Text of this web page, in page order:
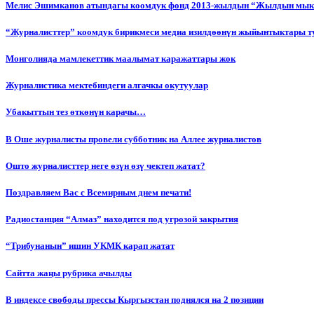
Мелис Эшимканов атындагы коомдук фонд 2013-жылдын “Жылдын
“Журналисттер” коомдук бирикмеси медиа изилдөөнүн жыйынтыктары
Монголияда мамлекеттик маалымат каражаттары жок
Журналистика мектебиндеги алгачкы окутуулар
Убакыттын тез өткөнүн карачы…
В Оше журналисты провели субботник на Аллее журналистов
Ошто журналисттер неге өзүн өзү чектеп жатат?
Поздравляем Вас с Всемирным днем печати!
Радиостанция “Алмаз” находится под угрозой закрытия
“Трибунанын” ишин УКМК карап жатат
Сайтта жаңы рубрика ачылды
В индексе свободы прессы Кыргызстан поднялся на 2 позиции